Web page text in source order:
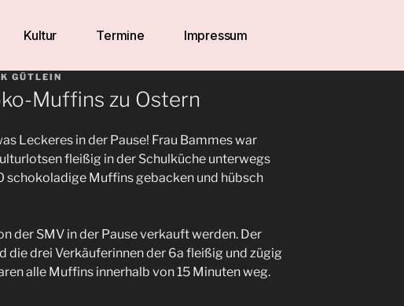
Kultur Termine Impressum
GÜTLEIN
Muffins zu Ostern
Leckeres in der Pause! Frau Bammes war
fleißig in der Schulküche unterwegs
schokoladige Muffins gebacken und hübsch
der SMV in der Pause verkauft werden. Der
die drei Verkäuferinnen der 6a fleißig und zügig
alle Muffins innerhalb von 15 Minuten weg.